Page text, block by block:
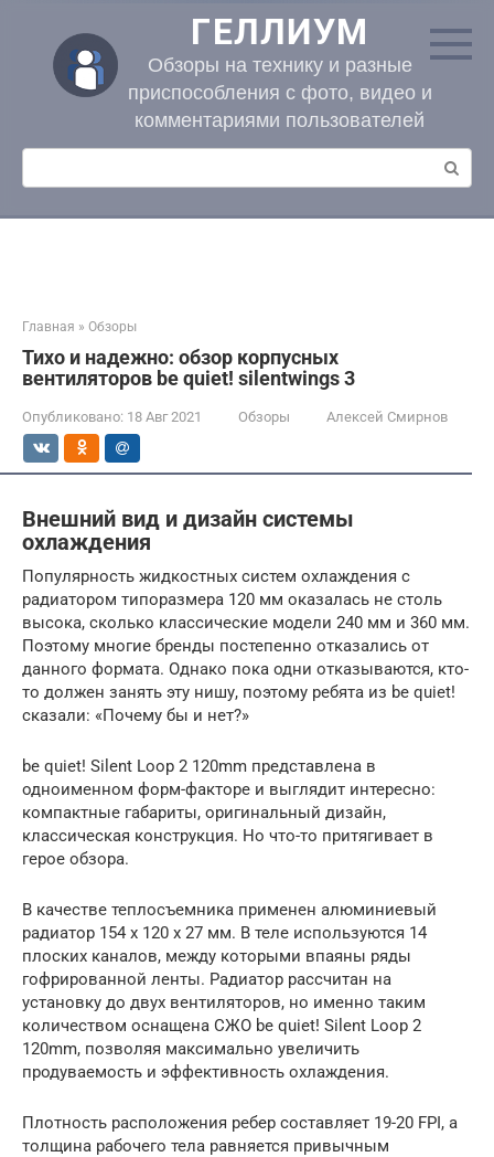
контенту
ГЕЛЛИУМ
Обзоры на технику и разные
приспособления с фото, видео и
комментариями пользователей
Поиск:
Главная » Обзоры
Тихо и надежно: обзор корпусных
вентиляторов be quiet! silentwings 3
Опубликовано: 18 Авг 2021 Обзоры Алексей Смирнов
Внешний вид и дизайн системы
охлаждения
Популярность жидкостных систем охлаждения с
радиатором типоразмера 120 мм оказалась не столь
высока, сколько классические модели 240 мм и 360 мм.
Поэтому многие бренды постепенно отказались от
данного формата. Однако пока одни отказываются, кто-
то должен занять эту нишу, поэтому ребята из be quiet!
сказали: «Почему бы и нет?»
be quiet! Silent Loop 2 120mm представлена в
одноименном форм-факторе и выглядит интересно:
компактные габариты, оригинальный дизайн,
классическая конструкция. Но что-то притягивает в
герое обзора.
В качестве теплосъемника применен алюминиевый
радиатор 154 х 120 х 27 мм. В теле используются 14
плоских каналов, между которыми впаяны ряды
гофрированной ленты. Радиатор рассчитан на
установку до двух вентиляторов, но именно таким
количеством оснащена СЖО be quiet! Silent Loop 2
120mm, позволяя максимально увеличить
продуваемость и эффективность охлаждения.
Плотность расположения ребер составляет 19-20 FPI, а
толщина рабочего тела равняется привычным